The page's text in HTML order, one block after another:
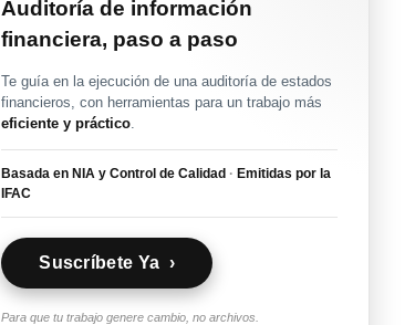
Auditoría de información
financiera, paso a paso
Te guía en la ejecución de una auditoría de estados
financieros, con herramientas para un trabajo más
eficiente y práctico.
Basada en NIA y Control de Calidad · Emitidas por la
IFAC
Suscríbete Ya ›
Para que tu trabajo genere cambio, no archivos.